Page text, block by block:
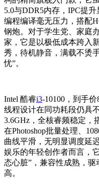
5.0与DDR5内存，IPC提
编程编译毫无压力，搭配
钢炮。对于学生党、家庭
家，它是以极低成本跨入
秀，待机静音，满载不烫
忧”。
Intel 酷睿i3-10100，到手
线程设计在同功耗段仍具
3.6GHz，全核睿频稳定，
在Photoshop批量处理、
曲线平滑，无明显调度延
娱乐的年轻创作者而言，
态心脏”，兼容性成熟，
高。